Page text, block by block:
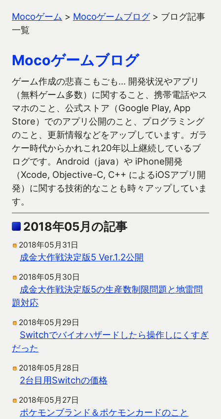
Mocoゲーム > Mocoゲームブログ> ブログ記事
一覧
Mocoゲームブログ
ゲーム作成の悲喜こもごも… 開発状況やアプリ
（無料ゲーム多数）に関すること、携帯電話やス
マホのこと、公式ストア（Google Play, App
Store）でのアプリ公開のこと、プログラミング
のこと、更新情報などをアップしています。ガラ
ケー時代からかれこれ20年以上継続しているブ
ログです。Android（java）や iPhone開発
（Xcode, Objective-C, C++ によるiOSアプリ開
発）に関する技術的なことも時々アップしていま
す。
2018年05月の記事
2018年05月31日
成金大作戦決定版5 Ver.1.2公開
2018年05月30日
成金大作戦決定版5の生産数制限問題と地雷問
題対応
2018年05月29日
Switchでバイオハザードしたら操作しにくすぎ
だった
2018年05月28日
2台目用Switchの価格
2018年05月27日
ポケモンブランド＆ポケモンカードのこと